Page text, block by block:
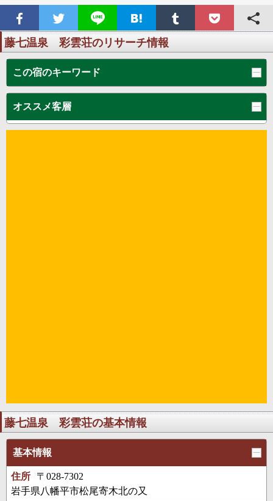
藤七温泉 彩雲荘のリサーチ情報
この宿のキーワード
オススメ客層
藤七温泉 彩雲荘の基本情報
基本情報
住所
〒028-7302
岩手県八幡平市松尾寄木北の又